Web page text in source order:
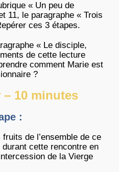
« Un peu de
11, le paragraphe « Trois
ces 3 étapes.
« Le disciple,
de cette lecture
comment Marie est
?
– 10 minutes
:
de l’ensemble de ce
cette rencontre en
de la Vierge